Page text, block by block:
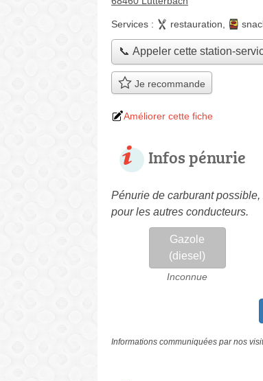
Services : restauration
📞 Appeler cette station-
Je recommande
Améliorer cette fiche
Infos pénurie
Pénurie de carburant
pour les autres conducteurs.
Gazole
(diesel)
Inconnue
Informations communiquées par nos